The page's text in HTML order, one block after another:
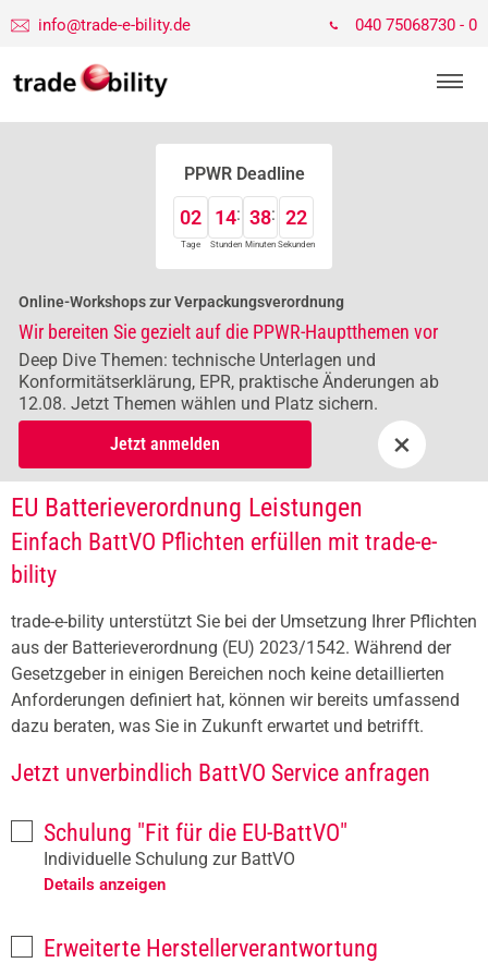
info@trade-e-bility.de 040 75068730 - 0
PPWR Deadline
02
Tage
14
Stunden
38
Minuten
22
Sekunden
Online-Workshops zur Verpackungsverordnung
Wir bereiten Sie gezielt auf die PPWR-Hauptthemen vor
Deep Dive Themen: technische Unterlagen und
Konformitätserklärung, EPR, praktische Änderungen ab
12.08. Jetzt Themen wählen und Platz sichern.
Jetzt anmelden
×
EU Batterieverordnung Leistungen
Einfach BattVO Pflichten erfüllen mit trade-e-
bility
trade-e-bility unterstützt Sie bei der Umsetzung Ihrer Pflichten
aus der Batterieverordnung (EU) 2023/1542. Während der
Gesetzgeber in einigen Bereichen noch keine detaillierten
Anforderungen definiert hat, können wir bereits umfassend
dazu beraten, was Sie in Zukunft erwartet und betrifft.
Jetzt unverbindlich BattVO Service anfragen
Schulung "Fit für die EU-BattVO"
Individuelle Schulung zur BattVO
Details anzeigen
Erweiterte Herstellerverantwortung